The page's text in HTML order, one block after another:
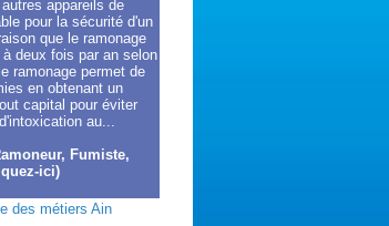
appareils de
pour la sécurité d'un
que le ramonage
deux fois par an selon
ramonage permet de
en obtenant un
capital pour éviter
au...
Fumiste,
ici)
des métiers Ain